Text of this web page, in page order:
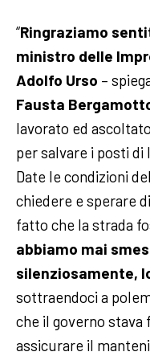
“Ringraziamo
ministro delle
Adolfo Urso –
Fausta
lavorato ed
per salvare i posti di
Date le condizioni
chiedere e sperare
fatto che la strada
abbiamo mai
silenziosamente,
sottraendoci a
che il governo
assicurare il